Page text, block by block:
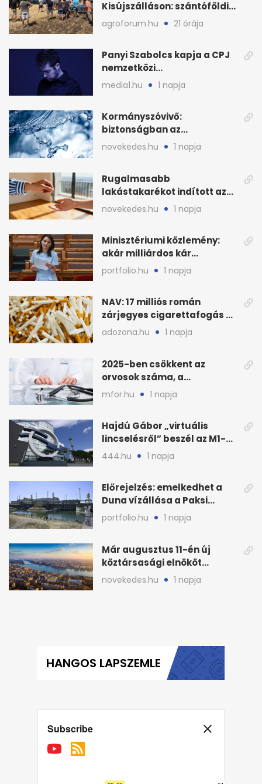
Kisújszálláson: szántóföldi
bemutató 2026. augusztus
12-én
agroforum.hu 21 órája
Panyi Szabolcs kapja a CPJ
nemzetközi
sajtószabadság-díját
media1.hu 1 napja
Kormányszóvivő:
biztonságban az
ivóvízkészlet, nincs
stratégiai vízhiány
novekedes.hu 1 napja
Rugalmasabb
lakástakarékot indított az
OTP: két köztes kilépéssel
novekedes.hu 1 napja
Minisztériumi közlemény:
akár milliárdos kár
fenyegette Budapest fáit
portfolio.hu 1 napja
NAV: 17 milliós román
zárjegyes cigarettafogás az
M1-esen
adozona.hu 1 napja
2025-ben csökkent az
orvosok száma, a
háziorvosokra még több
mfor.hu 1 napja
Hajdú Gábor „virtuális
lincselésről” beszél az M1-
ből kirúgása után
444.hu 1 napja
Előrejelzés: emelkedhet a
Duna vízállása a Paksi
Atomerőműnél
portfolio.hu 1 napja
Már augusztus 11-én új
köztársasági elnököt
választhat az Országgyűlés
novekedes.hu 1 napja
HANGOS LAPSZEMLE